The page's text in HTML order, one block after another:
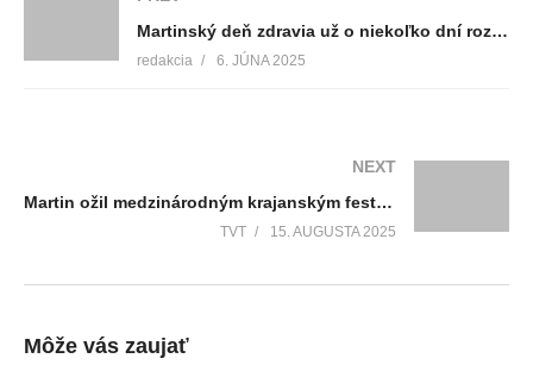
Martinský deň zdravia už o niekoľko dní rozhýbe naše mesto
redakcia 6. JÚNA 2025
NEXT
Martin ožil medzinárodným krajanským festivalom Matice slovenskej
TVT 15. AUGUSTA 2025
Môže vás zaujať